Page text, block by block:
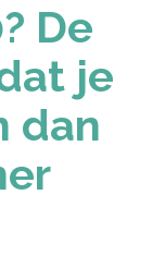
De
je
dan